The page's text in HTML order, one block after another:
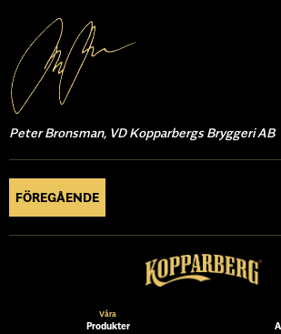
Peter Bronsman, VD Kopparbergs Bryggeri AB
FÖREGÅENDE
Våra
Produkter